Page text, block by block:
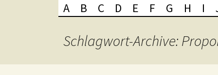
A B C D E F G H I
Schlagwort-Archive: